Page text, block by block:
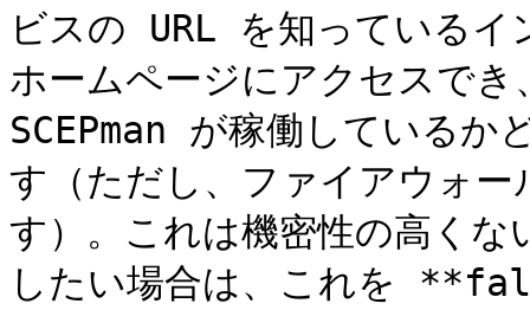
ビスの URL を知っているイ
ホームページにアクセスでき
SCEPman が稼働しているか
す（ただし、ファイアウォ
す）。これは機密性の高くな
したい場合は、これを